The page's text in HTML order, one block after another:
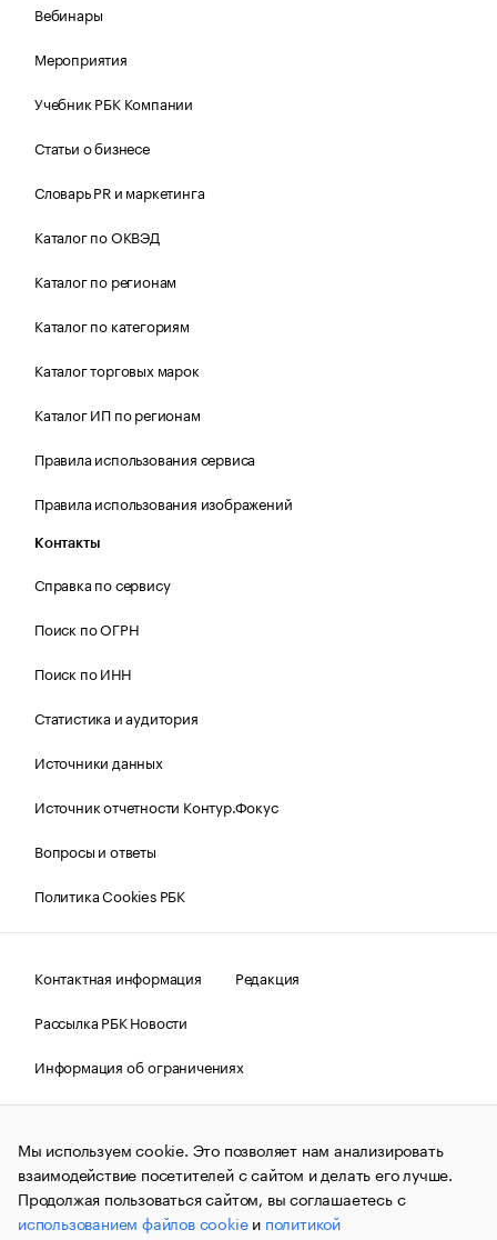
Вебинары
Мероприятия
Учебник РБК Компании
Статьи о бизнесе
Словарь PR и маркетинга
Каталог по ОКВЭД
Каталог по регионам
Каталог по категориям
Каталог торговых марок
Каталог ИП по регионам
Правила использования сервиса
Правила использования изображений
Контакты
Справка по сервису
Поиск по ОГРН
Поиск по ИНН
Статистика и аудитория
Источники данных
Источник отчетности Контур.Фокус
Вопросы и ответы
Политика Cookies РБК
Контактная информация
Редакция
Рассылка РБК Новости
Информация об ограничениях
Правовая информация
О соблюдении авторских прав
© АО «РОСБИЗНЕСКОНСАЛТИНГ»,1995–2026.Сообщения
и материалы информационного агентства «РБК»
(зарегистрировано Федеральной службой по надзору в сфере
связи, информационных технологий и массовых
коммуникаций (Роскомнадзор) 09.12.2015 за номером ИА
Мы используем cookie. Это позволяет нам анализировать
взаимодействие посетителей с сайтом и делать его лучше.
Продолжая пользоваться сайтом, вы соглашаетесь с
использованием файлов cookieи политикой